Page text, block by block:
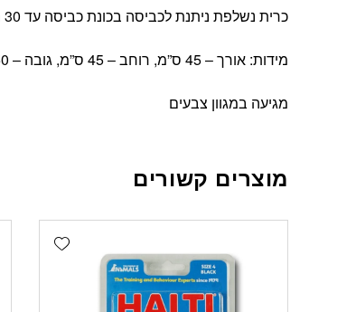
כרית נשלפת ניתנת לכביסה בכונת כביסה עד 30 מעלות (ללא סחיטה).
מידות: אורך – 45 ס”מ, רוחב – 45 ס”מ, גובה – 50 ס”מ
מגיעה במגוון צבעים
מוצרים קשורים
Add wishlist